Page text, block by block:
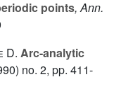
points, Ann.
D. Arc-analytic
no. 2, pp. 411-